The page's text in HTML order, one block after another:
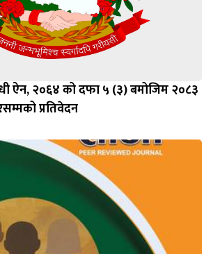
ऐन, २०६४ को दफा ५ (३) बमोजिम २०८३
प्रतिवेदन